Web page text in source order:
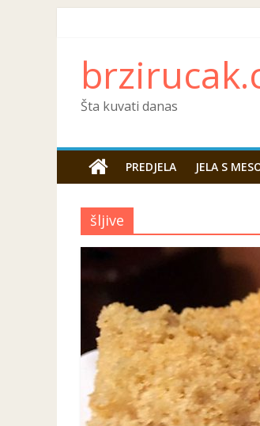
Šta kuvati danas
PREDJELA JELA S
šljive